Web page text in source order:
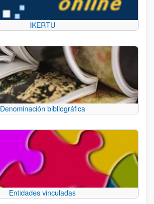
IKERTU
Denominación bibliográfica
Entidades vinculadas